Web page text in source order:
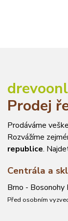
Prodej
Prodáváme
Rozvážíme
republice.
Centrála a
Brno -
Před osobním